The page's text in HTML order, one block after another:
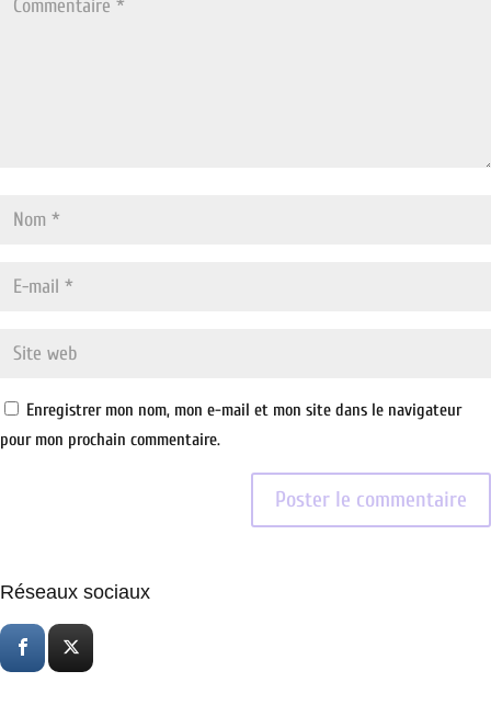
Enregistrer mon nom, mon e-mail et mon site dans le navigateur
pour mon prochain commentaire.
Réseaux sociaux